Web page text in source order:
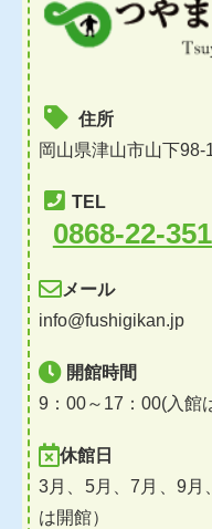
住所
岡山県津山市山下98-
TEL
0868-22-
メール
info@fushigikan.jp
開館時間
9：00～17：00(入館
休館日
3月、5月、7月、9月
は開館）